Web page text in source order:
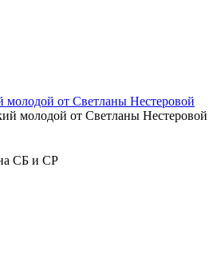
молодой от Светланы Нестеровой
на СБ и СР